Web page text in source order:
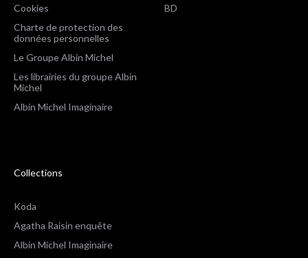
Cookies
Charte de protection des
données personnelles
Le Groupe Albin Michel
Les librairies du groupe Albin
Michel
Albin Michel Imaginaire
BD
Collections
Koda
Agatha Raisin enquête
Albin Michel Imaginaire